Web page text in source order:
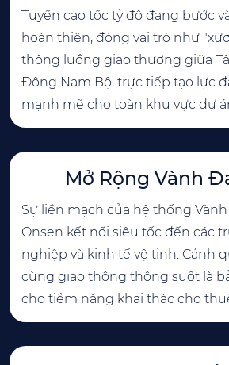
Tuyến cao tốc tỷ đô đang bước
hoàn thiện, đóng vai trò như
thông luồng giao thương giữa
Đông Nam Bộ, trực tiếp tạo lực
mạnh mẽ cho toàn khu vực dự
Mở Rộng Vành
Sự liền mạch của hệ thống
Onsen kết nối siêu tốc đến các
nghiệp và kinh tế vệ tinh. Cảnh
cùng giao thông thông suốt là
cho tiềm năng khai thác cho